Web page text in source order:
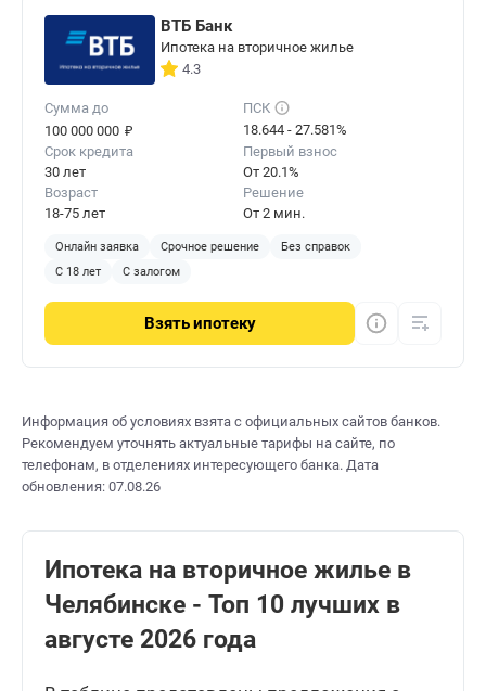
ВТБ Банк
Ипотека на вторичное жилье
4.3
Сумма до
100 000 000 ₽
ПСК
18.644 - 27.581%
Срок кредита
30 лет
Первый взнос
От 20.1%
Возраст
18-75 лет
Решение
От 2 мин.
Онлайн заявка Срочное решение
Без справок
С 18 лет
С залогом
Взятьипотеку
Информация об условиях взята с официальных сайтов банков.
Рекомендуем уточнять актуальные тарифы на сайте, по
телефонам, в отделениях интересующего банка. Дата
обновления: 07.08.26
Ипотека на вторичное жилье в
Челябинске - Топ 10 лучших в
августе 2026 года